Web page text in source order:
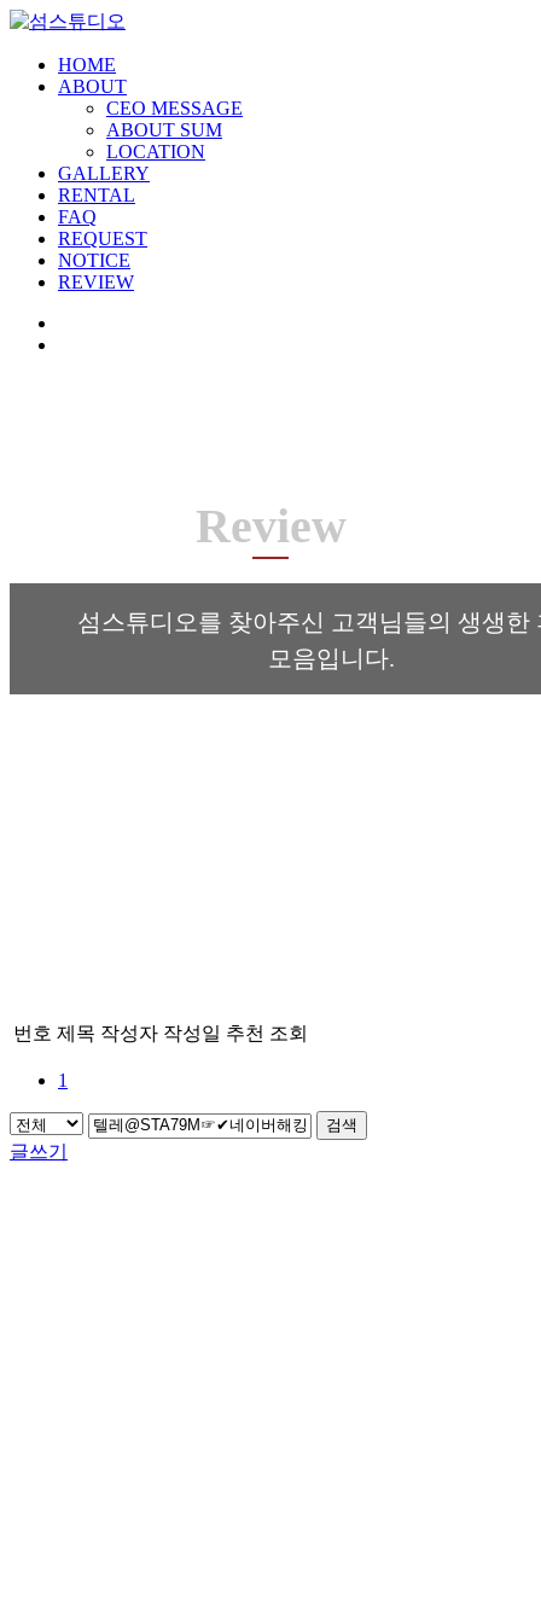
HOME
ABOUT
CEO MESSAGE
ABOUT SUM
LOCATION
GALLERY
RENTAL
FAQ
REQUEST
NOTICE
REVIEW
Review
섬스튜디오를 찾아주신 고객님들의 생생한
모음입니다.
번호 제목 작성자 작성일 추천 조회
1
검색
글쓰기